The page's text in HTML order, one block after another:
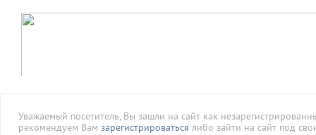
Уважаемый посетитель, Вы зашли на сайт как
рекомендуем Вам зарегистрироваться либо зайти на сайт под